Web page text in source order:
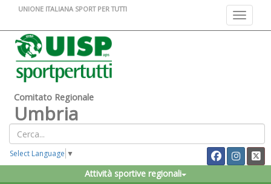
Toggle
UNIONE ITALIANA SPORT PER TUTTI
Comitato Regionale
Umbria
Select Language ▼
Attività sportive regionali